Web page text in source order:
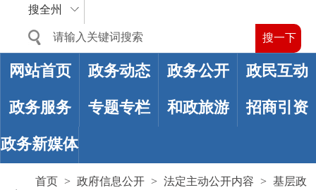
搜全州
网站首页 政务动态 政务公开 政民互动
政务服务 专题专栏 和政旅游 招商引资
政务新媒体
首页 > 政府信息公开 > 法定主动公开内容 > 基层政